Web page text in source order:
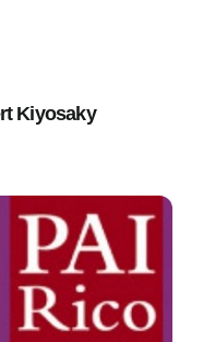
Kiyosaky